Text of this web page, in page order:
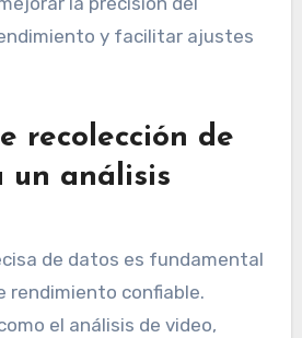
y facilitar ajustes
recolección de
un análisis
de datos es fundamental
rendimiento confiable.
el análisis de video,